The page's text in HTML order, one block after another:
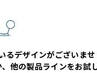
るデザインがございませ
他の製品ラインをお試